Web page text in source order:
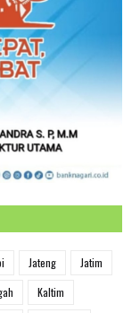
Jateng
Jatim
Kaltim